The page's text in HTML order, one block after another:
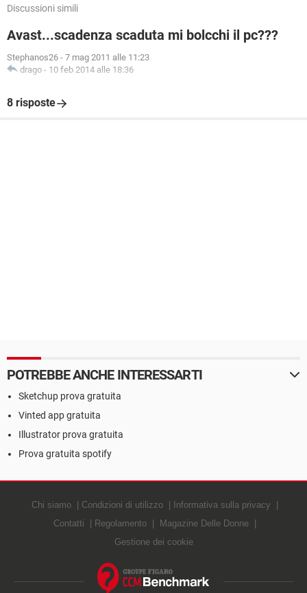
Discussioni simili
Avast...scadenza scaduta mi bolcchi il pc???
Stephanos26 - 7 mag 2011 alle 11:23
drago - 10 feb 2014 alle 18:36
8 risposte
POTREBBE ANCHE INTERESSARTI
Sketchup prova gratuita
Vinted app gratuita
Illustrator prova gratuita
Prova gratuita spotify
Chi siamo Condizioni di utilizzo
Informativa sulla privacy
Contatti
Regolamento
Magazine Delle Donne
Gestione dei cookie